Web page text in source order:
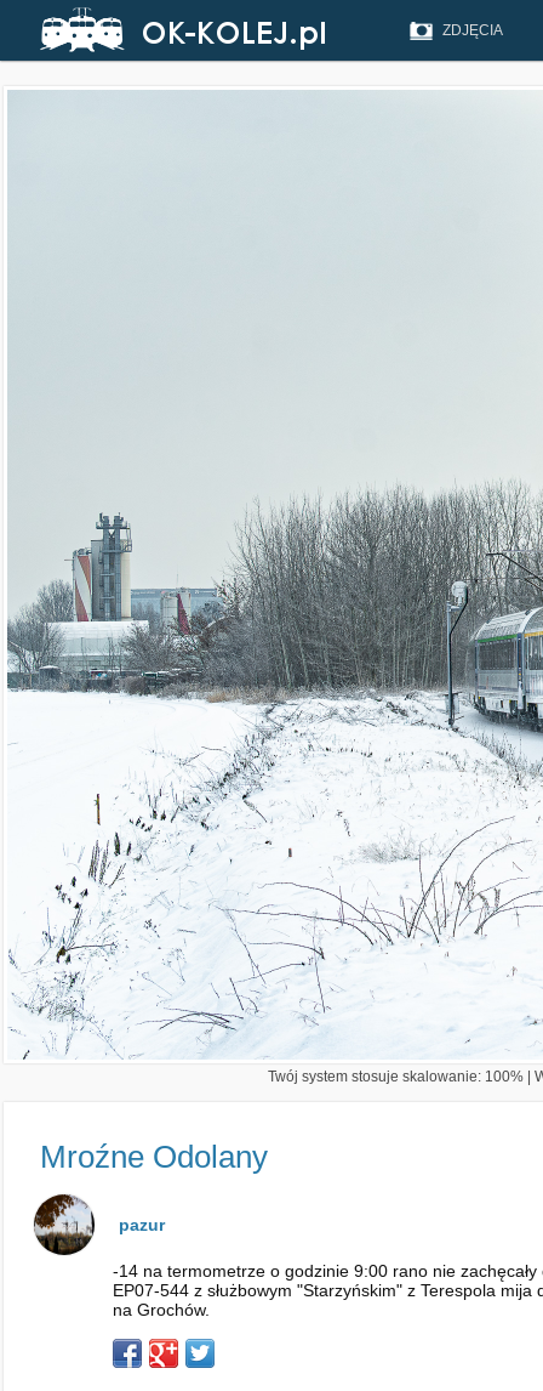
ZDJĘCIA
Twój system stosuje skalowanie: 100% |
Mroźne Odolany
pazur
-14 na termometrze o godzinie 9:00 rano nie
EP07-544 z służbowym "Starzyńskim" z Terespola
na Grochów.